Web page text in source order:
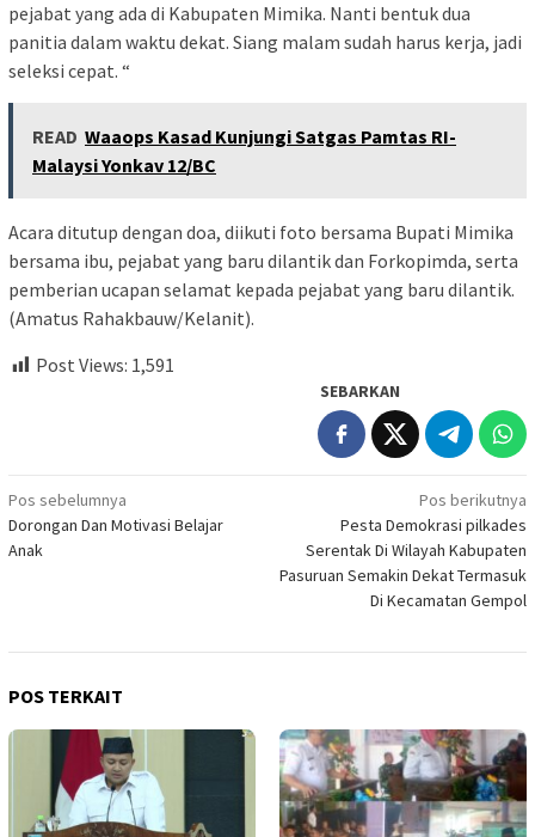
pejabat yang ada di Kabupaten Mimika. Nanti bentuk dua
panitia dalam waktu dekat. Siang malam sudah harus kerja, jadi
seleksi cepat. “
READ Waaops Kasad Kunjungi Satgas Pamtas RI-
Malaysi Yonkav 12/BC
Acara ditutup dengan doa, diikuti foto bersama Bupati Mimika
bersama ibu, pejabat yang baru dilantik dan Forkopimda, serta
pemberian ucapan selamat kepada pejabat yang baru dilantik.
(Amatus Rahakbauw/Kelanit).
Post Views: 1,591
SEBARKAN
Navigasi
pos
Pos sebelumnya
Dorongan Dan Motivasi Belajar
Anak
Pos berikutnya
Pesta Demokrasi pilkades
Serentak Di Wilayah Kabupaten
Pasuruan Semakin Dekat Termasuk
Di Kecamatan Gempol
POS TERKAIT